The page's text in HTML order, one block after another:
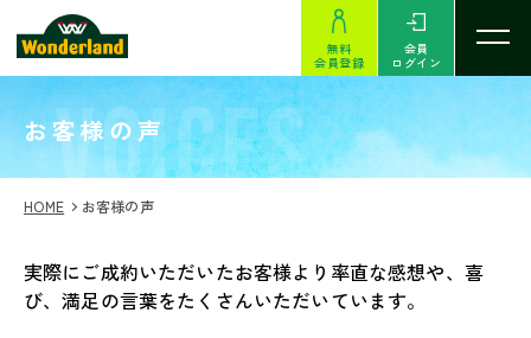
無料
会員登録
会員
ログイン
お客様の声
VOICES
HOME お客様の声
実際にご成約いただいたお客様より率直な感想や、喜
び、満足の言葉をたくさんいただいています。